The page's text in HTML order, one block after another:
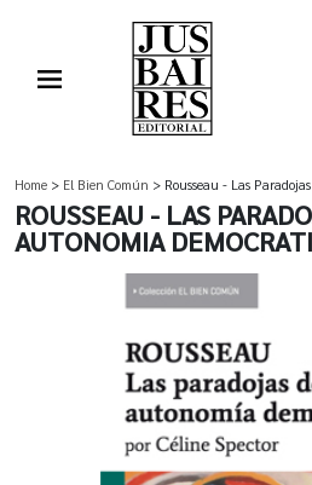
Home > El Bien Común > Rousseau - Las
ROUSSEAU - LAS
AUTONOMIA